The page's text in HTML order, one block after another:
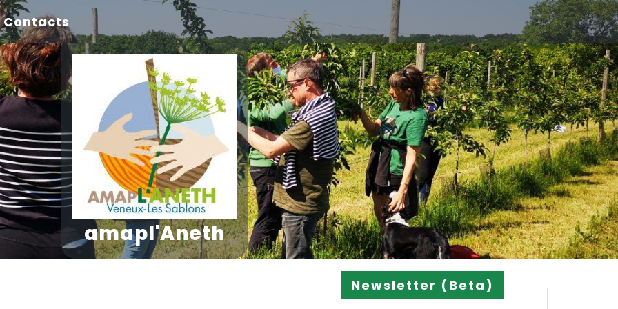
Contacts
amapl'Aneth
Newsletter (Beta)